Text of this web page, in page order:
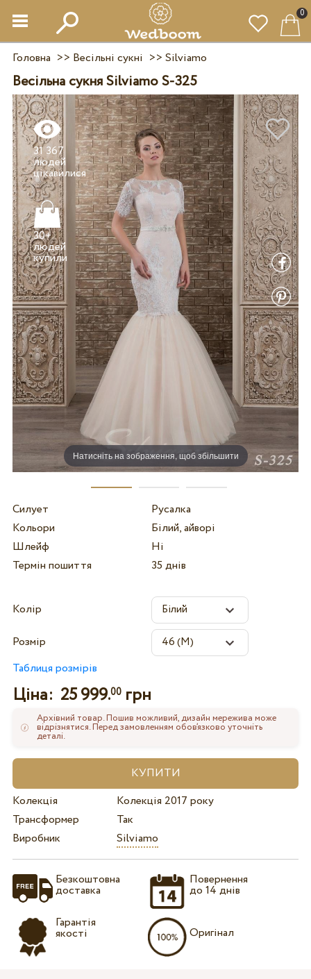
0
Головна >> Весільні сукні >> Silviamo
Весільна сукня Silviamo S-325
Натисніть на зображення, щоб збільшити
31 367
людей
цікавилися
30+
людей
Силует
Русалка
Кольори
Білий, айворі
Шлейф
Ні
Термін пошиття
35 днів
Колір
Розмір
Таблиця розмірів
Ціна: 25 999.00грн
Архівний товар. Пошив можливий, дизайн мережива може
відрізнятися. Перед замовленням обов’язково уточніть
деталі.
Колекція
Колекція 2017 року
Трансформер
Так
Виробник
Silviamo
Безкоштовна
доставка
Гарантія
якості
Повернення
до 14 днів
Оригінал